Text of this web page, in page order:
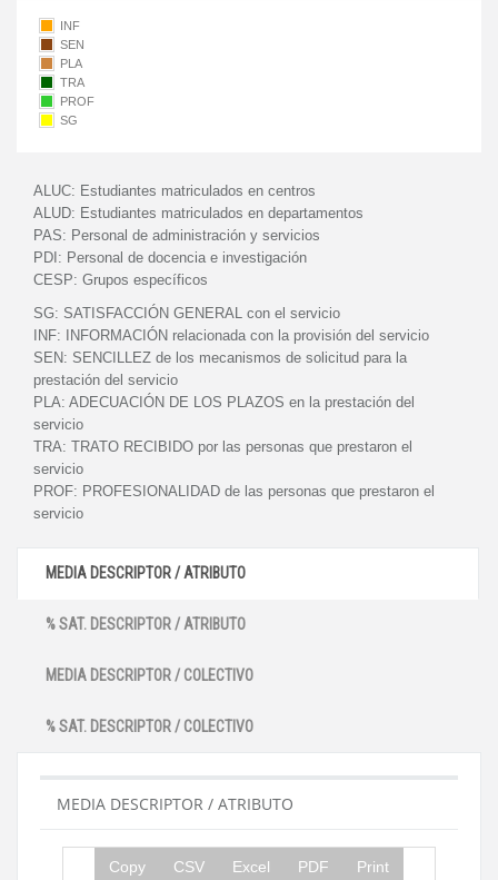
INF
SEN
PLA
TRA
PROF
SG
ALUC: Estudiantes matriculados en centros
ALUD: Estudiantes matriculados en departamentos
PAS: Personal de administración y servicios
PDI: Personal de docencia e investigación
CESP: Grupos específicos
SG: SATISFACCIÓN GENERAL con el servicio
INF:
INFORMACIÓN relacionada con la provisión del servicio
SEN: SENCILLEZ de los mecanismos de solicitud para la
prestación del servicio
PLA: ADECUACIÓN DE LOS PLAZOS en la prestación del
servicio
TRA: TRATO RECIBIDO por las personas que prestaron el
servicio
PROF: PROFESIONALIDAD de las personas que prestaron el
servicio
MEDIA DESCRIPTOR / ATRIBUTO
% SAT. DESCRIPTOR / ATRIBUTO
MEDIA DESCRIPTOR / COLECTIVO
% SAT. DESCRIPTOR / COLECTIVO
MEDIA DESCRIPTOR / ATRIBUTO
Copy CSV Excel PDF Print